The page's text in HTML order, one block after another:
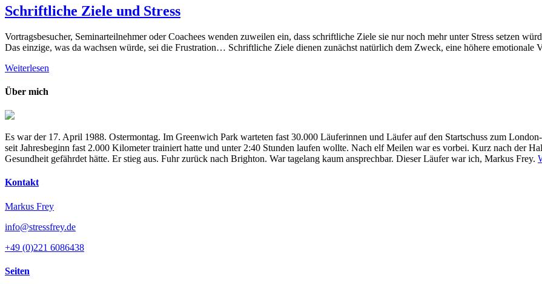
Schriftliche Ziele und Stress
Vortragsbesucher, Seminarteilnehmer oder Coachees wenden zuweilen ein, dass schriftliche Ziele sie nur noch mehr unter Stress setzen
Das einzige, was da wachsen würde, sei die Frustration… Schriftliche Ziele dienen zunächst natürlich dem Zweck, eine höhere emotionale
Weiterlesen
Über mich
Es war der 17. April 1988. Ostermontag. Im Greenwich Park warteten fast 30.000 Läuferinnen und Läufer auf den Startschuss zum
seit Jahresbeginn fast 2.000 Kilometer trainiert hatte und unter 2:40 Stunden laufen wollte. Nach elf Meilen war es vorbei. Kurz nach der
Gesundheit gefährdet hätte. Er stieg aus. Fuhr zurück nach Brighton. War tagelang kaum ansprechbar. Dieser Läufer war ich, Markus Frey.
Kontakt
Markus Frey
info@stressfrey.de
+49 (0)221 6086438
Seiten